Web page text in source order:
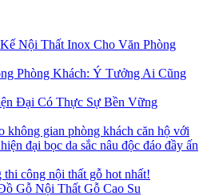
Nội Thất Inox Cho Văn Phòng
Phòng Khách: Ý Tưởng Ai Cũng
Đại Có Thực Sự Bền Vững
không gian phòng khách căn hộ với
đại bọc da sắc nâu độc đáo đầy ấn
công nội thất gỗ hot nhất!
Gỗ Nội Thất Gỗ Cao Su